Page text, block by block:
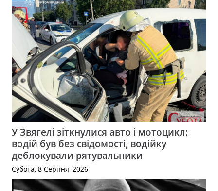
У Звягелі зіткнулися авто і мотоцикл:
водій був без свідомості, водійку
деблокували рятувальники
Субота, 8 Серпня, 2026